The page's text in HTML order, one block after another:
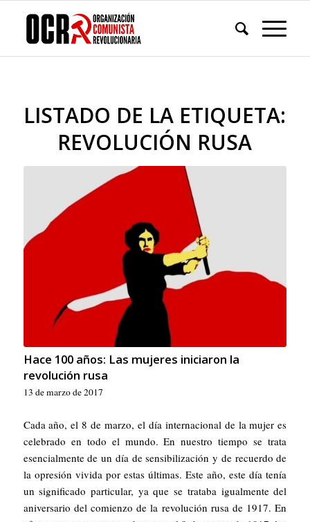
LISTADO DE LA ETIQUETA:
REVOLUCIÓN RUSA
Hace 100 años: Las mujeres iniciaron la
revolución rusa
13 de marzo de 2017
Cada año, el 8 de marzo, el día internacional de la mujer es
celebrado en todo el mundo. En nuestro tiempo se trata
esencialmente de un día de sensibilización y de recuerdo de
la opresión vivida por estas últimas. Este año, este día tenía
un significado particular, ya que se trataba igualmente del
aniversario del comienzo de la revolución rusa de 1917. En